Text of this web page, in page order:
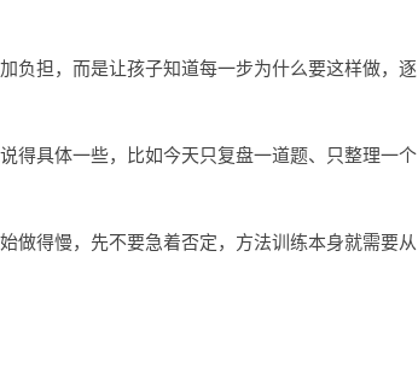
负担，而是让孩子知道每一步为什么要这样做，逐
得具体一些，比如今天只复盘一道题、只整理一个
做得慢，先不要急着否定，方法训练本身就需要从